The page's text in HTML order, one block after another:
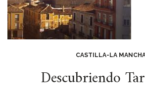
CASTILLA-LA
Descubriendo